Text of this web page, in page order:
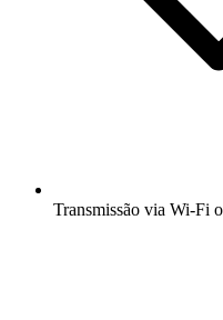
Transmissão via Wi-Fi